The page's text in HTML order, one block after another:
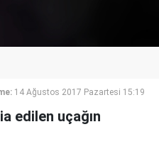
14 Ağustos 2017 Pazartesi 15:19
edilen uçağın